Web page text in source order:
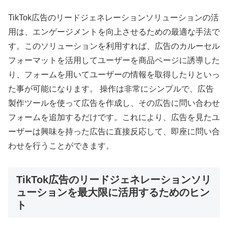
TikTok広告のリードジェネレーションソリューションの活
用は、エンゲージメントを向上させるための最適な手法で
す。このソリューションを利用すれば、広告のカルーセル
フォーマットを活用してユーザーを商品ページに誘導した
り、フォームを用いてユーザーの情報を取得したりといっ
た事が可能になります。 操作は非常にシンプルで、広告
製作ツールを使って広告を作成し、その広告に問い合わせ
フォームを追加するだけです。これにより、広告を見たユ
ーザーは興味を持った広告に直接反応して、即座に問い合
わせを行うことができます。
TikTok広告のリードジェネレーションソリ
ューションを最大限に活用するためのヒン
ト